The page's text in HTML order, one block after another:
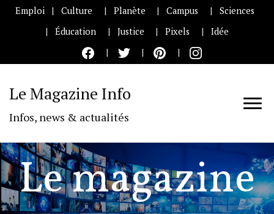
Emploi Culture Planète Campus
Sciences
Éducation
Justice Pixels Idée
Le Magazine Info
Infos, news & actualités
Le magazine